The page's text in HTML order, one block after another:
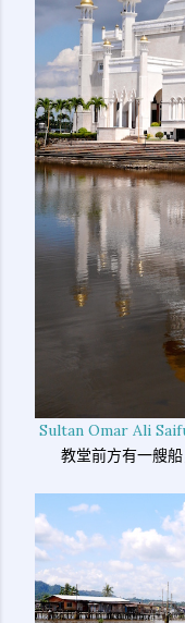
Sultan Omar Ali
教堂前方有一艘